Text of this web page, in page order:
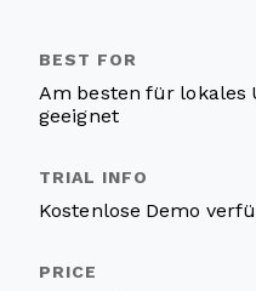
Am besten für lokales
geeignet
Kostenlose Demo